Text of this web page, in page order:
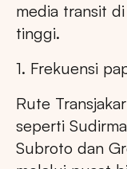
media transit
tinggi.
1. Frekuensi
Rute
seperti
Subroto dan